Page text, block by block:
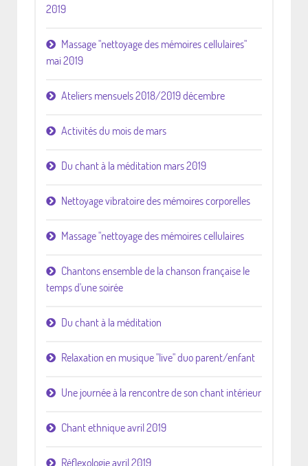
2019
Massage "nettoyage des mémoires cellulaires"
mai 2019
Ateliers mensuels 2018/2019 décembre
Activités du mois de mars
Du chant à la méditation mars 2019
Nettoyage vibratoire des mémoires corporelles
Massage "nettoyage des mémoires cellulaires
Chantons ensemble de la chanson française le
temps d'une soirée
Du chant à la méditation
Relaxation en musique "live" duo parent/enfant
Une journée à la rencontre de son chant intérieur
Chant ethnique avril 2019
Réflexologie avril 2019